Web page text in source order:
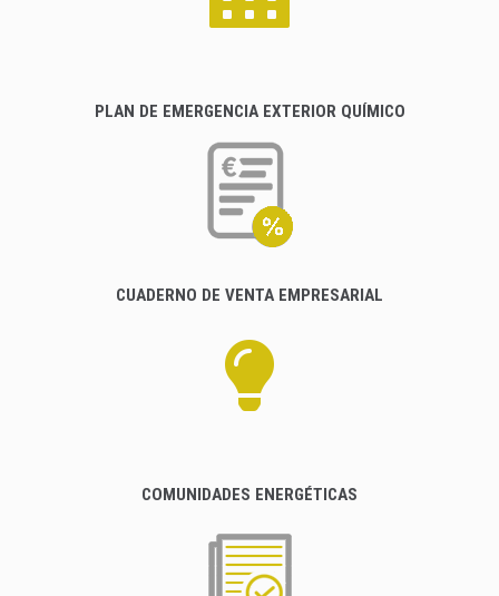
PLAN DE EMERGENCIA EXTERIOR QUÍMICO
CUADERNO DE VENTA EMPRESARIAL
COMUNIDADES ENERGÉTICAS